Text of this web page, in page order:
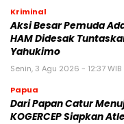
Kriminal
Aksi Besar Pemuda
HAM Didesak
Yahukimo
Senin, 3 Agu 2026 - 12:37 WIB
Papua
Dari Papan Catur
KOGERCEP Siapkan